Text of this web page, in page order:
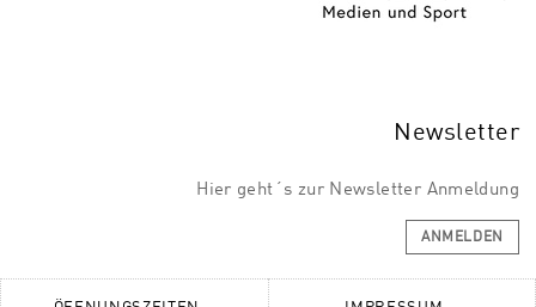
Newsletter
Hier geht´s zur Newsletter Anmeldung
ANMELDEN